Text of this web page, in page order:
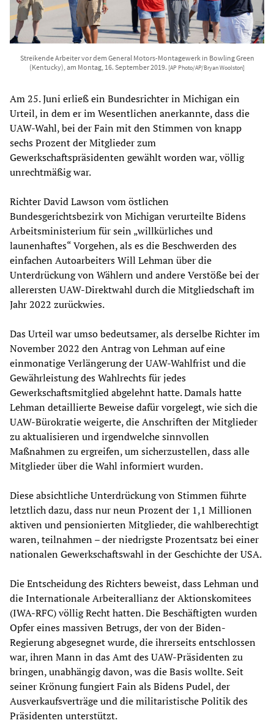
Streikende Arbeiter vor dem General Motors-Montagewerk in Bowling Green
(Kentucky), am Montag, 16. September 2019. [AP Photo/AP/Bryan Woolston]
Am 25. Juni erließ ein Bundesrichter in Michigan ein
Urteil, in dem er im Wesentlichen anerkannte, dass die
UAW-Wahl, bei der Fain mit den Stimmen von knapp
sechs Prozent der Mitglieder zum
Gewerkschaftspräsidenten gewählt worden war, völlig
unrechtmäßig war.
Richter David Lawson vom östlichen
Bundesgerichtsbezirk von Michigan verurteilte Bidens
Arbeitsministerium für sein „willkürliches und
launenhaftes“ Vorgehen, als es die Beschwerden des
einfachen Autoarbeiters Will Lehman über die
Unterdrückung von Wählern und andere Verstöße bei der
allerersten UAW-Direktwahl durch die Mitgliedschaft im
Jahr 2022 zurückwies.
Das Urteil war umso bedeutsamer, als derselbe Richter im
November 2022 den Antrag von Lehman auf eine
einmonatige Verlängerung der UAW-Wahlfrist und die
Gewährleistung des Wahlrechts für jedes
Gewerkschaftsmitglied abgelehnt hatte. Damals hatte
Lehman detaillierte Beweise dafür vorgelegt, wie sich die
UAW-Bürokratie weigerte, die Anschriften der Mitglieder
zu aktualisieren und irgendwelche sinnvollen
Maßnahmen zu ergreifen, um sicherzustellen, dass alle
Mitglieder über die Wahl informiert wurden.
Diese absichtliche Unterdrückung von Stimmen führte
letztlich dazu, dass nur neun Prozent der 1,1 Millionen
aktiven und pensionierten Mitglieder, die wahlberechtigt
waren, teilnahmen – der niedrigste Prozentsatz bei einer
nationalen Gewerkschaftswahl in der Geschichte der USA.
Die Entscheidung des Richters beweist, dass Lehman und
die Internationale Arbeiterallianz der Aktionskomitees
(IWA-RFC) völlig Recht hatten. Die Beschäftigten wurden
Opfer eines massiven Betrugs, der von der Biden-
Regierung abgesegnet wurde, die ihrerseits entschlossen
war, ihren Mann in das Amt des UAW-Präsidenten zu
bringen, unabhängig davon, was die Basis wollte. Seit
seiner Krönung fungiert Fain als Bidens Pudel, der
Ausverkaufsverträge und die militaristische Politik des
Präsidenten unterstützt.